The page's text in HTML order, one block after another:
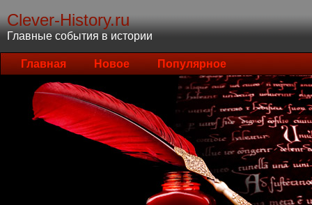
Clever-History.ru
Главные события в истории
Главная Новое Популярное